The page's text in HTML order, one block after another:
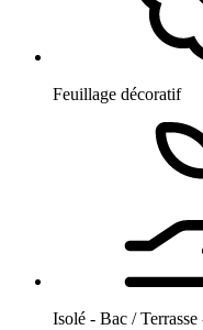
Feuillage décoratif
Isolé - Bac /